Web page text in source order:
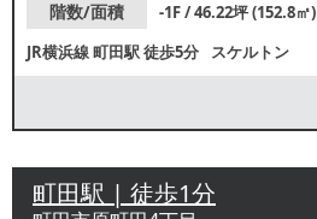
階数/面積
-1F / 46.22坪 (152.8㎡)
JR横浜線町田駅徒歩5分 スケルトン
町田駅 | 徒歩1分